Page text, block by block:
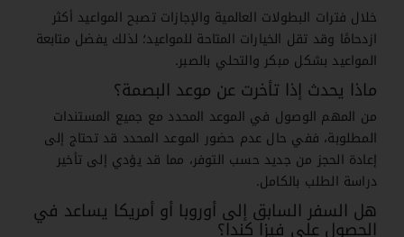
خلال فترات البطولات العالمية والإجازات تصبح المواعيد أكثر
ازدحامًا وقد تقل الخيارات المتاحة للمواعيد؛ لذلك يفضل متابعة
المواعيد بشكل مبكر والتحلي بالصبر.
ماذا يحدث إذا تأخرت عن موعد البصمة؟
من المهم الوصول في الموعد المحدد مع جميع المستندات
المطلوبة، ففي حال عدم حضور الموعد المحدد قد تحتاج إلى
إعادة الحجز من جديد حسب التوفر، مما قد يؤدي إلى تأخير
دراسة الطلب بالكامل.
هل السفر السابق إلى أوروبا أو أمريكا يساعد في
الحصول على فيزا كندا؟